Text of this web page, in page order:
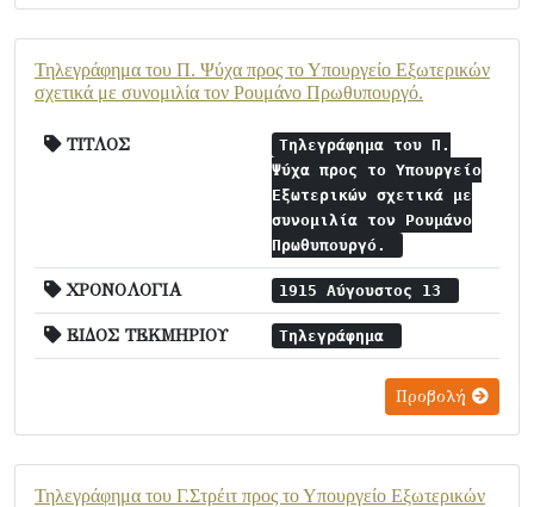
Τηλεγράφημα του Π. Ψύχα προς το Υπουργείο Εξωτερικών
σχετικά με συνομιλία τον Ρουμάνο Πρωθυπουργό.
ΤΙΤΛΟΣ
Τηλεγράφημα του Π.
Ψύχα προς το Υπουργείο
Εξωτερικών σχετικά με
συνομιλία τον Ρουμάνο
Πρωθυπουργό.
ΧΡΟΝΟΛΟΓΙΑ 1915 Αύγουστος 13
ΕΙΔΟΣ ΤΕΚΜΗΡΙΟΥ Τηλεγράφημα
Προβολή
Τηλεγράφημα του Γ.Στρέιτ προς το Υπουργείο Εξωτερικών